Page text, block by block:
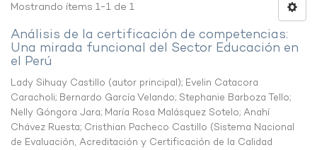
Mostrando ítems 1-1 de 1
Análisis de la certificación de competencias:
Una mirada funcional del Sector Educación en
el Perú
Lady Sihuay Castillo (autor principal); Evelin Catacora
Caracholi; Bernardo García Velando; Stephanie Barboza Tello;
Nelly Góngora Jara; María Rosa Malásquez Sotelo; Anahí
Chávez Ruesta; Cristhian Pacheco Castillo (Sistema Nacional
de Evaluación, Acreditación y Certificación de la Calidad